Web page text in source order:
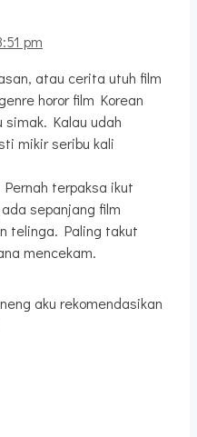
pm
atau cerita utuh film
horor film Korean
simak. Kalau udah
mikir seribu kali
terpaksa ikut
ada sepanjang film
telinga. Paling takut
mencekam.
aku rekomendasikan